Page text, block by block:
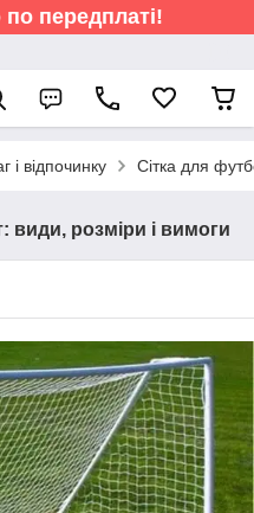
передплаті!
і відпочинку Сітка для
види, розміри і вимоги